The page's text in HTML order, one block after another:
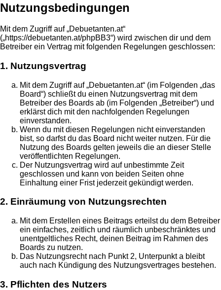
Nutzungsbedingungen
Mit dem Zugriff auf „Debuetanten.at“
(„https://debuetanten.at/phpBB3“) wird zwischen dir und dem
Betreiber ein Vertrag mit folgenden Regelungen geschlossen:
1. Nutzungsvertrag
Mit dem Zugriff auf „Debuetanten.at“ (im Folgenden „das
Board“) schließt du einen Nutzungsvertrag mit dem
Betreiber des Boards ab (im Folgenden „Betreiber“) und
erklärst dich mit den nachfolgenden Regelungen
einverstanden.
Wenn du mit diesen Regelungen nicht einverstanden
bist, so darfst du das Board nicht weiter nutzen. Für die
Nutzung des Boards gelten jeweils die an dieser Stelle
veröffentlichten Regelungen.
Der Nutzungsvertrag wird auf unbestimmte Zeit
geschlossen und kann von beiden Seiten ohne
Einhaltung einer Frist jederzeit gekündigt werden.
2. Einräumung von Nutzungsrechten
Mit dem Erstellen eines Beitrags erteilst du dem Betreiber
ein einfaches, zeitlich und räumlich unbeschränktes und
unentgeltliches Recht, deinen Beitrag im Rahmen des
Boards zu nutzen.
Das Nutzungsrecht nach Punkt 2, Unterpunkt a bleibt
auch nach Kündigung des Nutzungsvertrages bestehen.
3. Pflichten des Nutzers